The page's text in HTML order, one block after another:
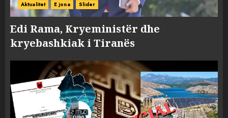
Aktualitet E jona Slider
Edi Rama, Kryeministër dhe
kryebashkiak i Tiranës